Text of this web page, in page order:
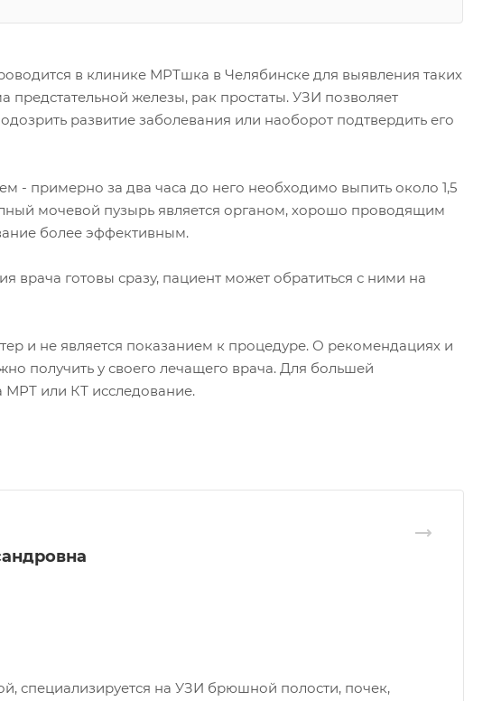
в клинике МРТшка в Челябинске для выявления таких
железы, рак простаты. УЗИ позволяет
развитие заболевания или наоборот подтвердить его
- примерно за два часа до него необходимо выпить около 1,5
мочевой пузырь является органом, хорошо проводящим
более эффективным.
врача готовы сразу, пациент может обратиться с ними на
и не является показанием к процедуре. О рекомендациях и
получить у своего лечащего врача. Для большей
или КТ исследование.
специализируется на УЗИ брюшной полости, почек,